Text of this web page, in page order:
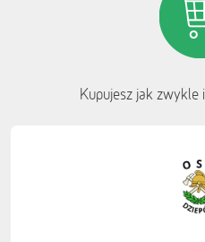
Kupujesz jak zwykle i